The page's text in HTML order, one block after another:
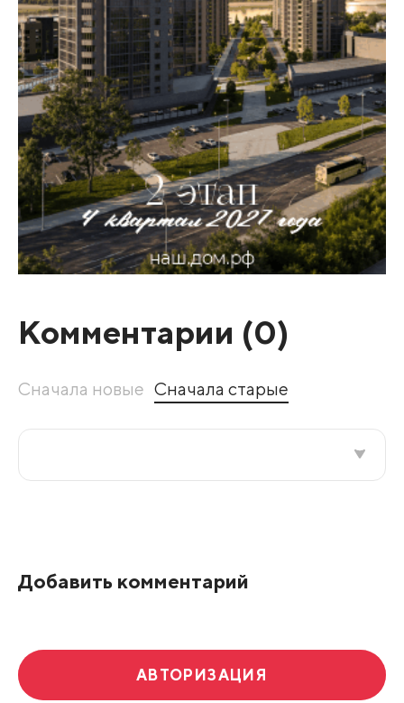
Комментарии (0)
Сначала новые Сначала старые
Добавить комментарий
АВТОРИЗАЦИЯ